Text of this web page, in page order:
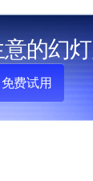
的幻
免费试用